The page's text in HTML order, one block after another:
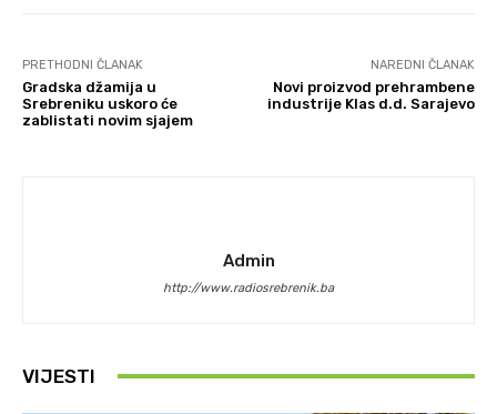
PRETHODNI ČLANAK
Gradska džamija u
Srebreniku uskoro će
zablistati novim sjajem
NAREDNI ČLANAK
Novi proizvod prehrambene
industrije Klas d.d. Sarajevo
Admin
http://www.radiosrebrenik.ba
VIJESTI